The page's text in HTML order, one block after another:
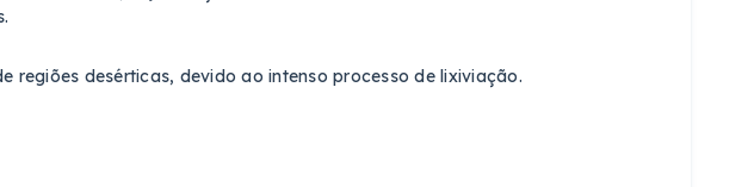
regiões desérticas, devido ao intenso processo de lixiviação.